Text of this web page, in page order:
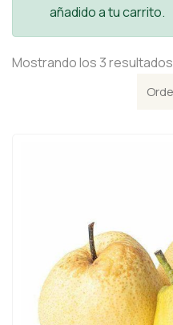
añadido a tu carrito.
Mostrando los 3 resultados